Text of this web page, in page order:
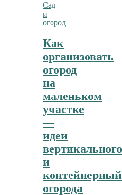
Сад
и
огород
Как
организовать
огород
на
маленьком
участке
—
идеи
вертикального
и
контейнерный
огорода